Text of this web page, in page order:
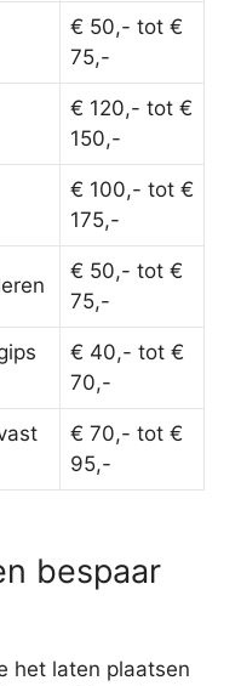
€ 50,- tot €
75,-
€ 120,- tot €
150,-
€ 100,- tot €
175,-
€ 50,- tot €
75,-
€ 40,- tot €
70,-
€ 70,- tot €
95,-
bespaar
het laten plaatsen